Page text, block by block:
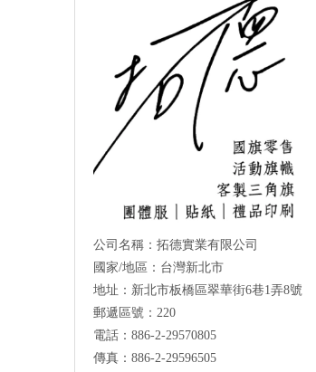
公司名稱：拓德實業有限公司
國家/地區：台灣新北市
地址：新北市板橋區翠華街6巷1弄8號
郵遞區號：220
電話：886-2-29570805
傳真：886-2-29596505